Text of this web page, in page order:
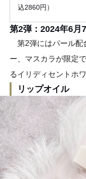
込2860円）
第2弾：2024年6月
第2弾にはパール配
ー、マスカラが限定
るイリディセントホ
リップオイル